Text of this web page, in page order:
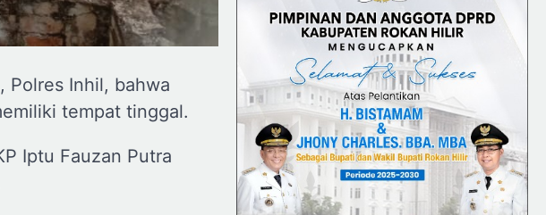
Polres Inhil, bahwa
tempat tinggal.
Iptu Fauzan Putra